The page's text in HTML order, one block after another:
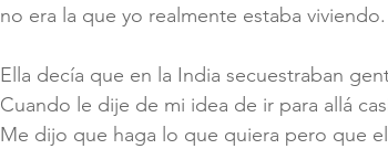
no era la que yo realmente estaba viviendo.
Ella decía que en la India secuestraban
Cuando le dije de mi idea de ir para allá
Me dijo que haga lo que quiera pero que